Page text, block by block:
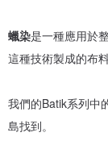
蠟染是一種應用於
這種技術製成的布料
我們的Batik系列中
島找到。